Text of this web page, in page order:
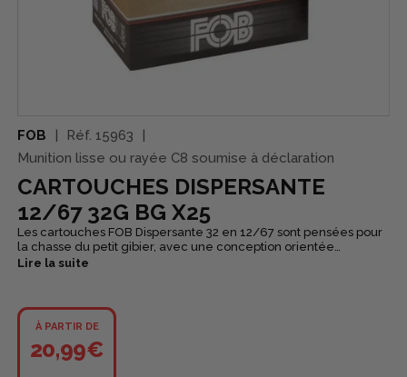
FOB Réf. 15963
Munition lisse ou rayée C8 soumise à déclaration
CARTOUCHES DISPERSANTE
12/67 32G BG X25
Les cartouches FOB Dispersante 32 en 12/67 sont pensées pour
la chasse du petit gibier, avec une conception orientée
dispersion pour les biotopes fermés et les tirs à courte distance.
charge de 32 g et leur montage bourre grasse dispersante,
elles privilégient une couverture généreuse et régulière,
idéale au bois ou en milieu dense. Déclinées en n°6, n°7 ou n°8,
elles permettent d’adapter la cartouche à l’espèce chassée et
au type de chasse pratiqué. Fabriquées en France, elles sont
Lire la suite
À PARTIR DE
20,99€